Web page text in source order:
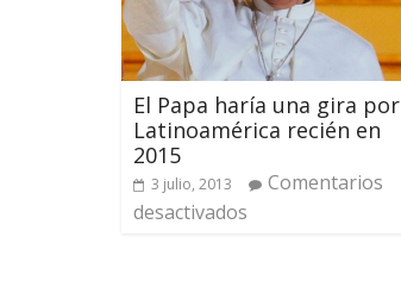
El Papa haría una gira por
Latinoamérica recién en
2015
3 julio, 2013
Comentarios
desactivados